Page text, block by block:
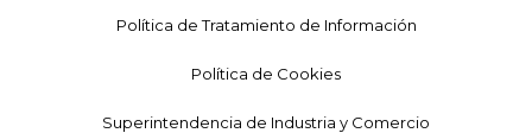
Política de Tratamiento de Información
Política de Cookies
Superintendencia de Industria y Comercio